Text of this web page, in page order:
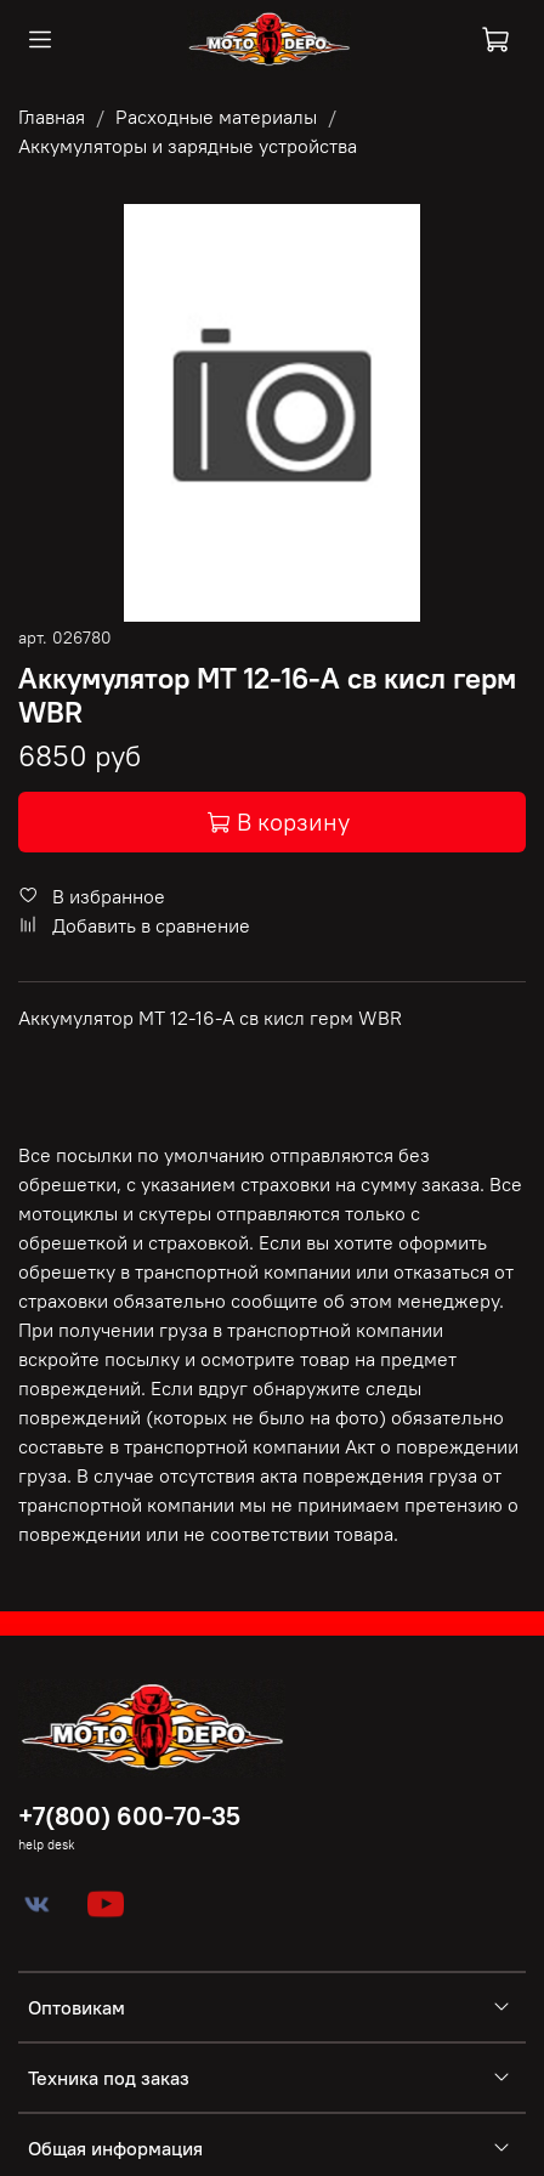
Главная
Расходные материалы
Аккумуляторы и зарядные устройства
арт. 026780
Аккумулятор МТ 12-16-A св кисл герм
WBR
6850 руб
В корзину
В избранное
Добавить в сравнение
Аккумулятор МТ 12-16-A св кисл герм WBR
Все посылки по умолчанию отправляются без
обрешетки, с указанием страховки на сумму заказа. Все
мотоциклы и скутеры отправляются только с
обрешеткой и страховкой. Если вы хотите оформить
обрешетку в транспортной компании или отказаться от
страховки обязательно сообщите об этом менеджеру.
При получении груза в транспортной компании
вскройте посылку и осмотрите товар на предмет
повреждений. Если вдруг обнаружите следы
повреждений (которых не было на фото) обязательно
составьте в транспортной компании Акт о повреждении
груза. В случае отсутствия акта повреждения груза от
транспортной компании мы не принимаем претензию о
повреждении или не соответствии товара.
Оптовикам
Техника под заказ
Общая информация
+7(800) 600-70-35
help desk